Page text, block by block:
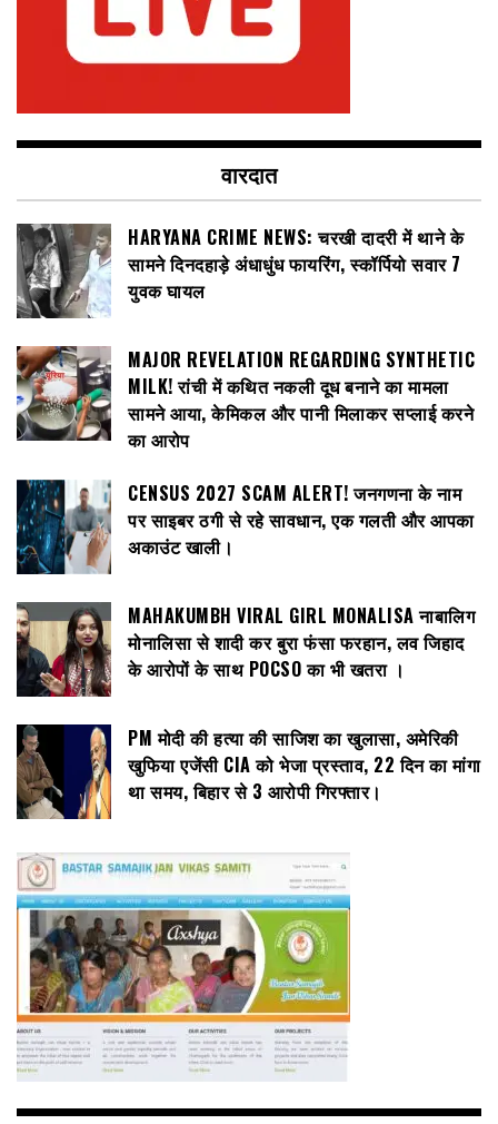
वारदात
HARYANA CRIME NEWS: चरखी दादरी में थाने के
सामने दिनदहाड़े अंधाधुंध फायरिंग, स्कॉर्पियो सवार 7
युवक घायल
MAJOR REVELATION REGARDING SYNTHETIC
MILK! रांची में कथित नकली दूध बनाने का मामला
सामने आया, केमिकल और पानी मिलाकर सप्लाई करने
का आरोप
CENSUS 2027 SCAM ALERT! जनगणना के नाम
पर साइबर ठगी से रहे सावधान, एक गलती और आपका
अकाउंट खाली।
MAHAKUMBH VIRAL GIRL MONALISA नाबालिग
मोनालिसा से शादी कर बुरा फंसा फरहान, लव जिहाद
के आरोपों के साथ POCSO का भी खतरा ।
PM मोदी की हत्या की साजिश का खुलासा, अमेरिकी
खुफिया एजेंसी CIA को भेजा प्रस्ताव, 22 दिन का मांगा
था समय, बिहार से 3 आरोपी गिरफ्तार।